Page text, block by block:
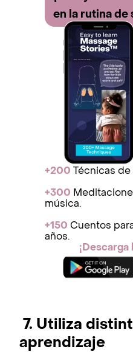
en la rutina de
+200 Técnicas
+300
música.
+150 Cuentos
años.
¡Descarga
7. Utiliza
aprendizaje